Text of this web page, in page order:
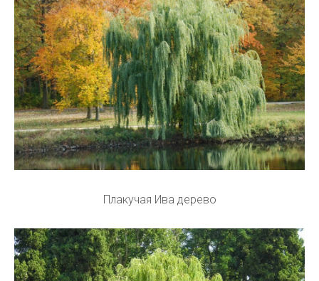
Плакучая Ива дерево